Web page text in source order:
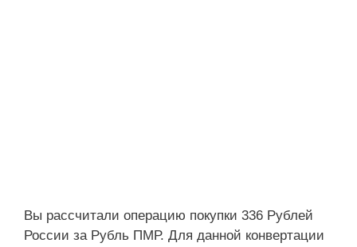
Вы рассчитали операцию покупки 336 Рублей
России за Рубль ПМР. Для данной конвертации